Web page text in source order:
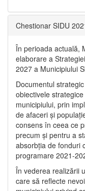
Chestionar SIDU
În perioada actuală,
elaborare a
2027 a Municipiului
Documentul
obiectivele
municipiului, prin
de afaceri și
consens în ceea ce
precum și pentru a
absorbția de fonduri
programare 2021-
În vederea realizării
care să reflecte